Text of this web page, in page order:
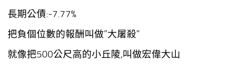
長期公債:-7.77%
把負個位數的報酬叫做”大屠殺”
就像把500公尺高的小丘陵,叫做宏偉大山